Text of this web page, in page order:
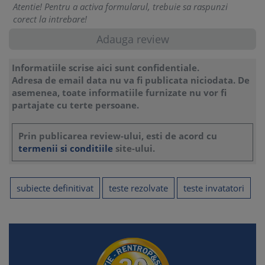
Atentie! Pentru a activa formularul, trebuie sa raspunzi
corect la intrebare!
Informatiile scrise aici sunt confidentiale.
Adresa de email data nu va fi publicata niciodata. De
asemenea, toate informatiile furnizate nu vor fi
partajate cu terte persoane.
Prin publicarea review-ului, esti de acord cu
termenii si conditiile site-ului.
subiecte definitivat teste rezolvate teste invatatori